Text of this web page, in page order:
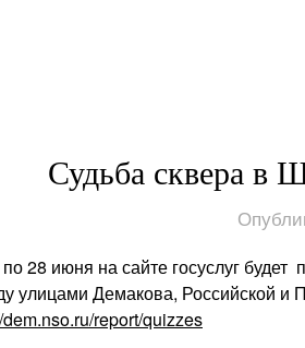
Судьба сквера в
28 июня на сайте госуслуг
улицами Демакова, Российской и
dem.nso.ru/report/quizzes